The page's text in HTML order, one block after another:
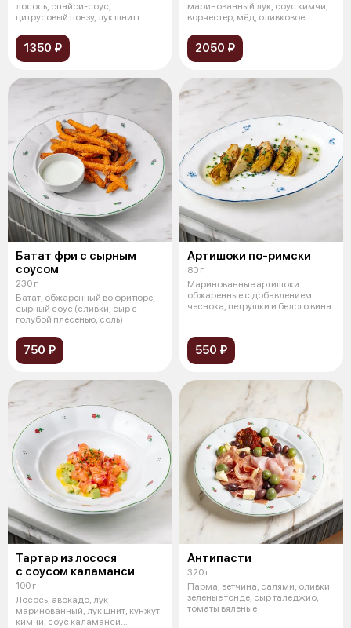
лосось, спайси-соус,
цитрусовый понзу, лук шнитт
1350 ₽
маринованный лук, соус кимчи,
ворчестер, мёд, оливковое
2050 ₽
Батат фри с сырным
соусом
230 г
Батат, обжаренный во фритюре,
сырный соус (сливки, сыр с
голубой плесенью, соль)
750 ₽
Артишоки по-римски
80 г
Маринованные артишоки
обжаренные с добавлением
чеснока, петрушки и белого вина .
550 ₽
Тартар из лосося
с соусом каламанси
100 г
Лосось, авокадо, лук
маринованный, лук шнит, кунжут
кимчи, соус каламанси
Антипасти
320 г
Парма, ветчина, салями, оливки
зеленые тонде, сыр таледжио,
томаты вяленые